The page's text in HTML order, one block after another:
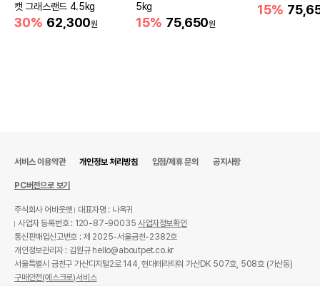
캣 그래스랜드 4.5kg
30% 62,300원
5kg
15% 75,650원
15%
서비스 이용약관 개인정보 처리방침 입점/제휴 문의 공지사항
PC버전으로 보기
주식회사 어바웃펫
대표자명 : 나옥귀
사업자 등록번호 : 120-87-90035사업자정보확인
통신판매업신고번호 : 제 2025-서울금천-2382호
개인정보관리자 : 김원규 hello@aboutpet.co.kr
서울특별시 금천구 가산디지털2로 144, 현대테라타워 가산DK 507호, 508호 (가산동)
구매안전(에스크로)서비스